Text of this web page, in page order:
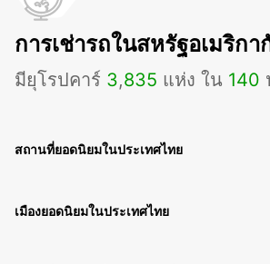
การเช่ารถในสหรัฐอเมริก
มียุโรปคาร์ 3,835 แห่ง ใน 140
สถานที่ยอดนิยมในประเทศไทย
เมืองยอดนิยมในประเทศไทย